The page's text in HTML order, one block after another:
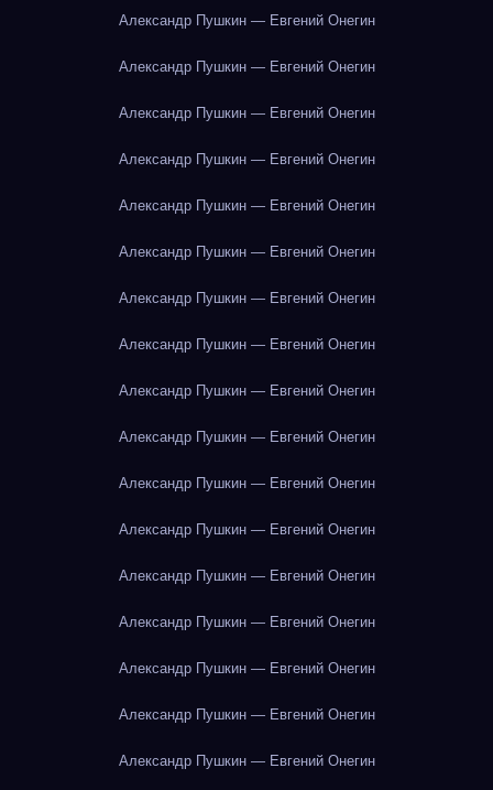
Александр Пушкин — Евгений Онегин
Александр Пушкин — Евгений Онегин
Александр Пушкин — Евгений Онегин
Александр Пушкин — Евгений Онегин
Александр Пушкин — Евгений Онегин
Александр Пушкин — Евгений Онегин
Александр Пушкин — Евгений Онегин
Александр Пушкин — Евгений Онегин
Александр Пушкин — Евгений Онегин
Александр Пушкин — Евгений Онегин
Александр Пушкин — Евгений Онегин
Александр Пушкин — Евгений Онегин
Александр Пушкин — Евгений Онегин
Александр Пушкин — Евгений Онегин
Александр Пушкин — Евгений Онегин
Александр Пушкин — Евгений Онегин
Александр Пушкин — Евгений Онегин